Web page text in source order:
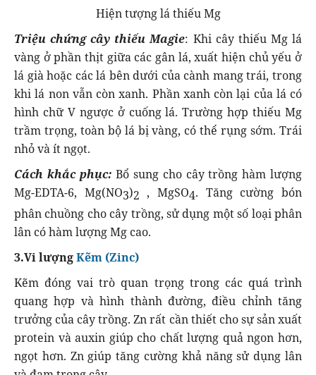
Hiện tượng lá thiếu Mg
Triệu chứng cây thiếu Magie: Khi cây thiếu Mg lá
vàng ở phần thịt giữa các gân lá, xuất hiện chủ yếu ở
lá già hoặc các lá bên dưới của cành mang trái, trong
khi lá non vẫn còn xanh. Phần xanh còn lại của lá có
hình chữ V ngược ở cuống lá. Trường hợp thiếu Mg
trầm trọng, toàn bộ lá bị vàng, có thể rụng sớm. Trái
nhỏ và ít ngọt.
Cách khắc phục:Bổ sung cho cây trồng hàm lượng
Mg-EDTA-6, Mg(NO3)2 , MgSO4. Tăng cường bón
phân chuồng cho cây trồng, sử dụng một số loại phân
lân có hàm lượng Mg cao.
3.Vi lượngKẽm (Zinc)
Kẽm đóng vai trò quan trọng trong các quá trình
quang hợp và hình thành đường, điều chỉnh tăng
trưởng của cây trồng. Zn rất cần thiết cho sự sản xuất
protein và auxin giúp cho chất lượng quả ngon hơn,
ngọt hơn. Zn giúp tăng cường khả năng sử dụng lân